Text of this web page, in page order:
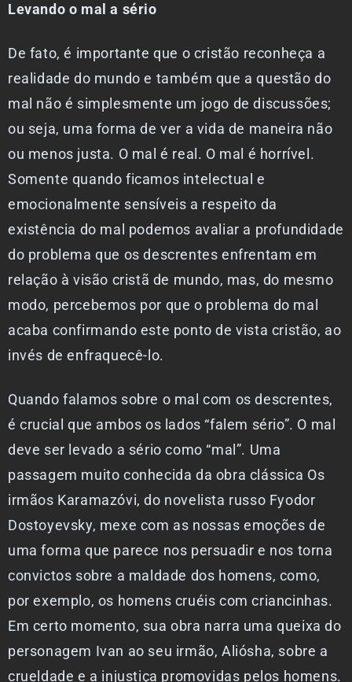
Levando o mal a sério
De fato, é importante que o cristão reconheça a
realidade do mundo e também que a questão do
mal não é simplesmente um jogo de discussões;
ou seja, uma forma de ver a vida de maneira não
ou menos justa. O mal é real. O mal é horrível.
Somente quando ficamos intelectual e
emocionalmente sensíveis a respeito da
existência do mal podemos avaliar a profundidade
do problema que os descrentes enfrentam em
relação à visão cristã de mundo, mas, do mesmo
modo, percebemos por que o problema do mal
acaba confirmando este ponto de vista cristão, ao
invés de enfraquecê-lo.
Quando falamos sobre o mal com os descrentes,
é crucial que ambos os lados “falem sério”. O mal
deve ser levado a sério como “mal”. Uma
passagem muito conhecida da obra clássica Os
irmãos Karamazóvi, do novelista russo Fyodor
Dostoyevsky, mexe com as nossas emoções de
uma forma que parece nos persuadir e nos torna
convictos sobre a maldade dos homens, como,
por exemplo, os homens cruéis com criancinhas.
Em certo momento, sua obra narra uma queixa do
personagem Ivan ao seu irmão, Aliósha, sobre a
crueldade e a injustiça promovidas pelos homens.